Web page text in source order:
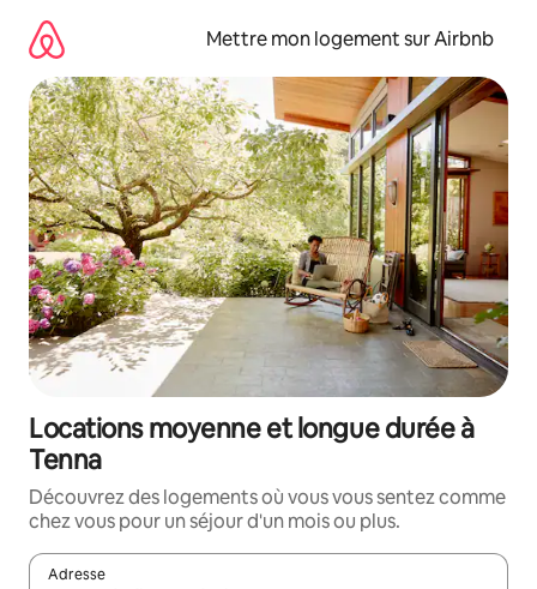
directement
contenu
Mettre mon logement sur Airbnb
Locations moyenne et longue durée à
Tenna
Découvrez des logements où vous vous sentez comme
chez vous pour un séjour d'un mois ou plus.
Adresse